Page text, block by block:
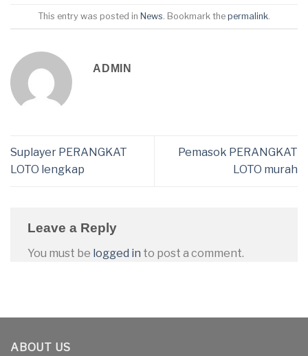
This entry was posted in News . Bookmark the permalink
ADMIN
Suplayer PERANGKAT
LOTO lengkap
Pemasok PERANGKAT
LOTO murah
Leave a Reply
You must be logged in to post a comment.
ABOUT US